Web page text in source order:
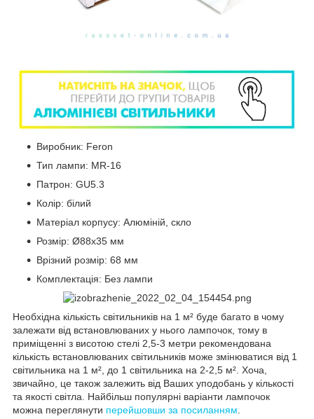
Виробник: Feron
Тип лампи: MR-16
Патрон: GU5.3
Колір: білий
Матеріал корпусу: Алюміній, скло
Розмір: Ø88х35 мм
Врізний розмір: 68 мм
Комплектація: Без лампи
Необхідна кількість світильників на 1 м² буде багато в чому
залежати від встановлюваних у нього лампочок, тому в
приміщенні з висотою стелі 2,5-3 метри рекомендована
кількість встановлюваних світильників може змінюватися від 1
світильника на 1 м², до 1 світильника на 2-2,5 м². Хоча,
звичайно, це також залежить від Ваших уподобань у кількості
та якості світла. Найбільш популярні варіанти лампочок
можна переглянути перейшовши за посиланням.